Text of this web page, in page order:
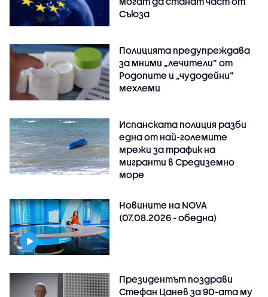
Съюза
Полицията предупреждава
за мними „лечители“ от
Родопите и „чудодейни“
мехлеми
Испанската полиция разби
една от най-големите
мрежи за трафик на
мигранти в Средиземно
море
Новините на NOVA
(07.08.2026 - обедна)
Президентът поздрави
Стефан Цанев за 90-ата му